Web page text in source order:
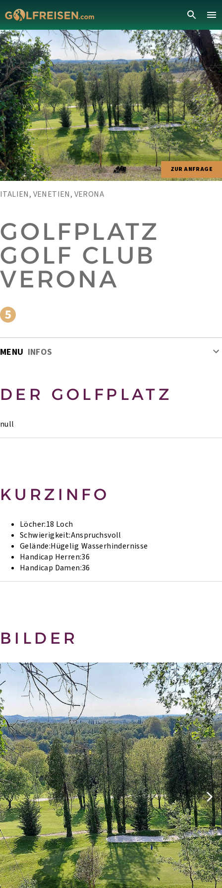
ZUR ANFRAGE
ITALIEN, VENETIEN, VERONA
GOLFPLATZ
GOLF CLUB
VERONA
MENU INFOS
DER GOLFPLATZ
null
KURZINFO
Löcher:18 Loch
Schwierigkeit:Anspruchsvoll
Gelände:Hügelig Wasserhindernisse
Handicap Herren:36
Handicap Damen:36
BILDER